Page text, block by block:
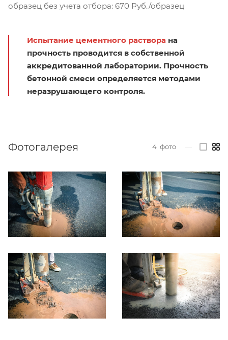
образец без учета отбора: 670 Руб./образец
Испытание цементного раствора на
прочность проводится в собственной
аккредитованной лаборатории. Прочность
бетонной смеси определяется методами
неразрушающего контроля.
Фотогалерея 4 фото